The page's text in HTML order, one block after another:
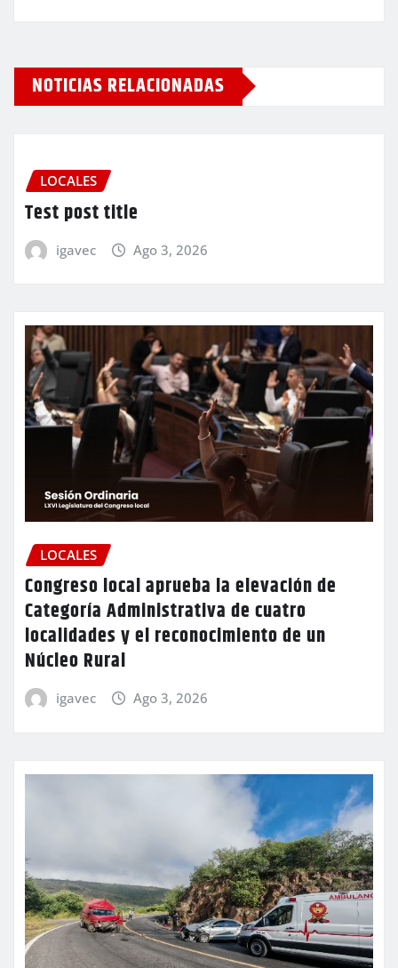
NOTICIAS RELACIONADAS
LOCALES
Test post title
igavec Ago 3, 2026
LOCALES
Congreso local aprueba la elevación de
Categoría Administrativa de cuatro
localidades y el reconocimiento de un
Núcleo Rural
igavec Ago 3, 2026